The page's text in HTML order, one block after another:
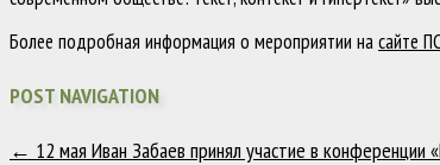
Более подробная информация о мероприятии насайте
POST NAVIGATION
← 12 мая Иван Забаев принял участие в конференции